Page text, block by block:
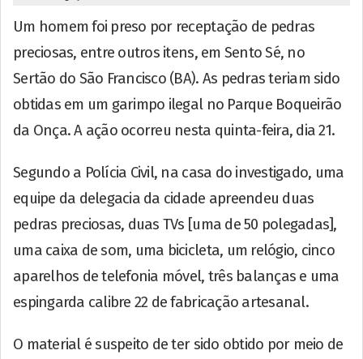
Um homem foi preso por receptação de pedras
preciosas, entre outros itens, em Sento Sé, no
Sertão do São Francisco (BA). As pedras teriam sido
obtidas em um garimpo ilegal no Parque Boqueirão
da Onça. A ação ocorreu nesta quinta-feira, dia 21.
Segundo a Polícia Civil, na casa do investigado, uma
equipe da delegacia da cidade apreendeu duas
pedras preciosas, duas TVs [uma de 50 polegadas],
uma caixa de som, uma bicicleta, um relógio, cinco
aparelhos de telefonia móvel, três balanças e uma
espingarda calibre 22 de fabricação artesanal.
O material é suspeito de ter sido obtido por meio de